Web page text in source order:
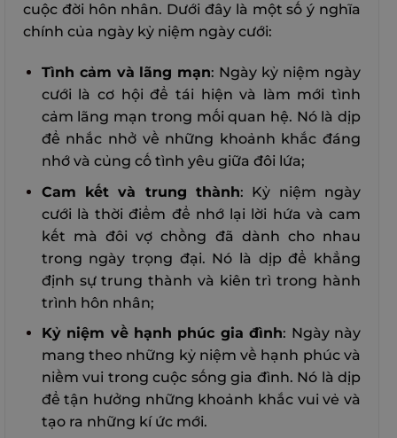
cuộc đời hôn nhân. Dưới đây là một số ý nghĩa
chính của ngày kỷ niệm ngày cưới:
Tình cảm và lãng mạn: Ngày kỷ niệm ngày
cưới là cơ hội để tái hiện và làm mới tình
cảm lãng mạn trong mối quan hệ. Nó là dịp
để nhắc nhở về những khoảnh khắc đáng
nhớ và củng cố tình yêu giữa đôi lứa;
Cam kết và trung thành: Kỷ niệm ngày
cưới là thời điểm để nhớ lại lời hứa và cam
kết mà đôi vợ chồng đã dành cho nhau
trong ngày trọng đại. Nó là dịp để khẳng
định sự trung thành và kiên trì trong hành
trình hôn nhân;
Kỷ niệm về hạnh phúc gia đình: Ngày này
mang theo những kỷ niệm về hạnh phúc và
niềm vui trong cuộc sống gia đình. Nó là dịp
để tận hưởng những khoảnh khắc vui vẻ và
tạo ra những kí ức mới.